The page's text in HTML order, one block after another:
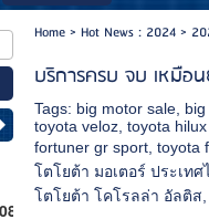
Home> Hot News : 2024>
บริการครบ จบ เหมือน
Tags: big motor sale
toyota veloz ,toyota
fortuner gr sport ,toyota
โตโยต้า มอเตอร์ ประเทศ
โตโยต้า โคโรลล่า อัลติส